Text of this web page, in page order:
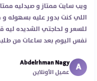
ويب سايت ممتاز و صيدليه ممتازه
اللي كنت بدور عليه بسهوله و من
للسعر و لحاجتي الشديده ليه
نفس اليوم بعد ساعات من طلبي و
انتهاء موعد عمله ..فضل يتابع
استلمت ..شكرا جزيلا ليكم
Abdelrhman Nagy
عميل الأونلاين